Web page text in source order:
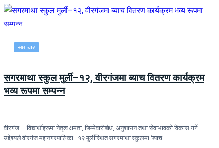
समाचार
सगरमाथा स्कुल मुर्ली–१२, वीरगंजमा ब्याच वितरण कार्यक्रम
भव्य रूपमा सम्पन्न
वीरगंज — विद्यार्थीहरूमा नेतृत्व क्षमता, जिम्मेवारीबोध, अनुशासन तथा सेवाभावको विकास गर्ने
उद्देश्यले वीरगंज महानगरपालिका–१२ मुर्लीस्थित सगरमाथा स्कुलमा ‘ब्याच…